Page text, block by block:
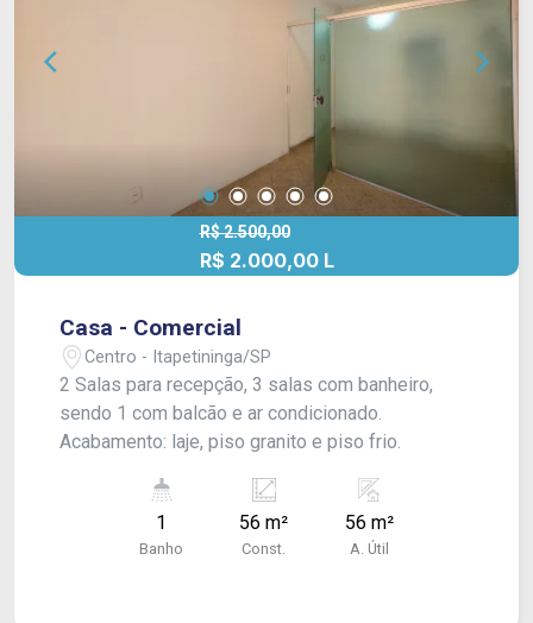
R$ 2.500,00
R$ 2.000,00 L
Casa - Comercial
Centro - Itapetininga/SP
2 Salas para recepção, 3 salas com banheiro,
sendo 1 com balcão e ar condicionado.
Acabamento: laje, piso granito e piso frio.
1
Banho
56 m²
Const.
56 m²
A. Útil